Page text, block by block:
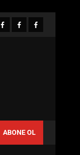
Facebook-
Facebook-Facebook-
ABONE OL